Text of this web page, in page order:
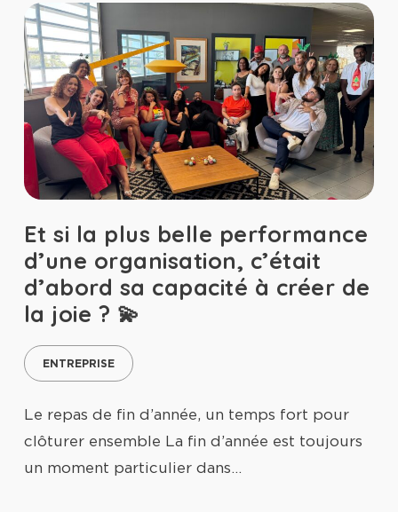
Et si la plus belle performance
d’une organisation, c’était
d’abord sa capacité à créer de
la joie ? 💫
ENTREPRISE
Le repas de fin d’année, un temps fort pour
clôturer ensemble La fin d’année est toujours
un moment particulier dans…